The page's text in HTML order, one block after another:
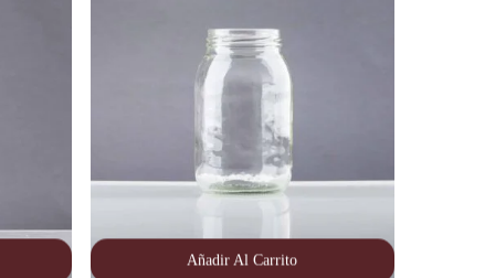
Añadir Al Carrito